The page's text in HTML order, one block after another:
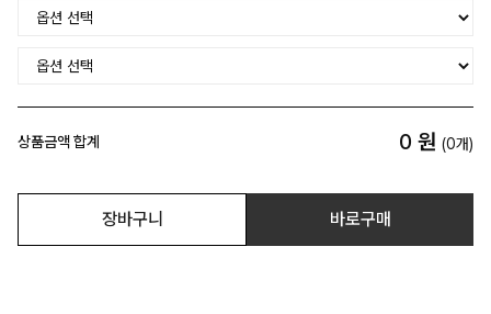
상품금액 합계 0 원 (0개)
장바구니 바로구매